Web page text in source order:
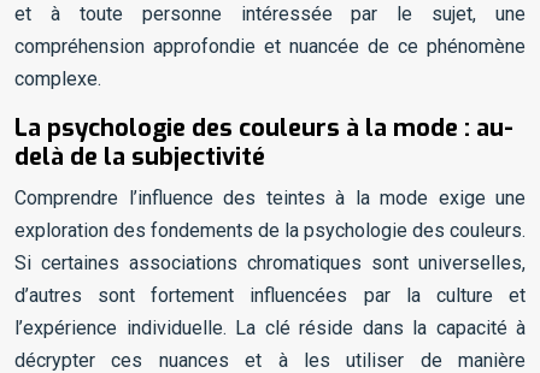
et à toute personne intéressée par le sujet, une
compréhension approfondie et nuancée de ce phénomène
complexe.
La psychologie des couleurs à la mode : au-
delà de la subjectivité
Comprendre l’influence des teintes à la mode exige une
exploration des fondements de la psychologie des couleurs.
Si certaines associations chromatiques sont universelles,
d’autres sont fortement influencées par la culture et
l’expérience individuelle. La clé réside dans la capacité à
décrypter ces nuances et à les utiliser de manière